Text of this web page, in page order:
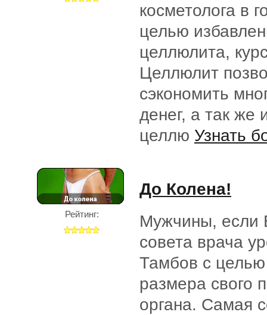
косметолога в
целью
целлюлита,
Целлюлит
сэкономить
денег, а так же
целлю Узнать
Рейтинг:
До Колена!
Мужчины, если
совета врача
Тамбов с
размера свого
органа. Самая